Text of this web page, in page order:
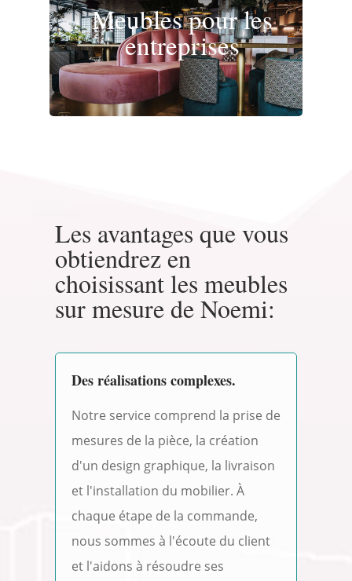
Meubles pour les
entreprises
Les avantages que vous
obtiendrez en
choisissant les meubles
sur mesure de Noemi:
Des réalisations complexes.
Notre service comprend la prise de
mesures de la pièce, la création
d'un design graphique, la livraison
et l'installation du mobilier. À
chaque étape de la commande,
nous sommes à l'écoute du client
et l'aidons à résoudre ses